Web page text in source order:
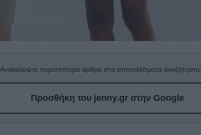
Ανακαλύψτε περισσότερα άρθρα στα αποτελέσματα αναζήτησης.
Προσθήκη του jenny.gr στην Google